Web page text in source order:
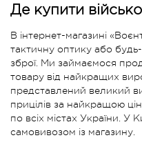
Де купити
В інтернет-магазині
тактичну оптику або
зброї. Ми займаємося
товару від найкращих
представлений великий
прицілів за найкращою
по всіх містах України. У
самовивозом із магазину.